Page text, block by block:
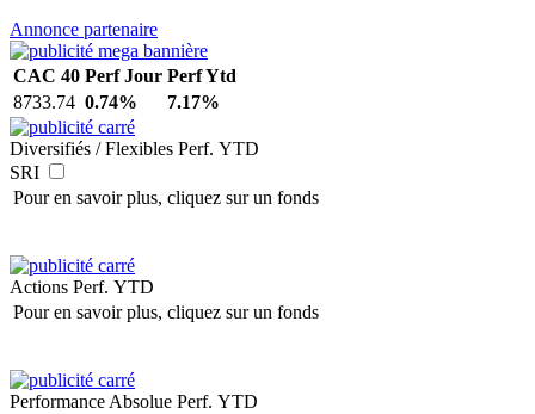
Annonce partenaire
CAC 40 Perf Jour Perf Ytd
8733.74 0.74% 7.17%
Diversifiés / Flexibles Perf. YTD
SRI
Pour en savoir plus, cliquez sur un fonds
Actions Perf. YTD
Pour en savoir plus, cliquez sur un fonds
Performance Absolue Perf. YTD